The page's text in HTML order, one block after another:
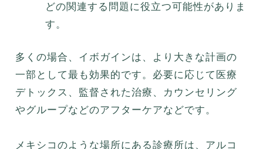
どの関連する問題に役立つ可能性がありま
す。
多くの場合、イボガインは、より大きな計画の
一部として最も効果的です。必要に応じて医療
デトックス、監督された治療、カウンセリング
やグループなどのアフターケアなどです。
メキシコのような場所にある診療所は、アルコ